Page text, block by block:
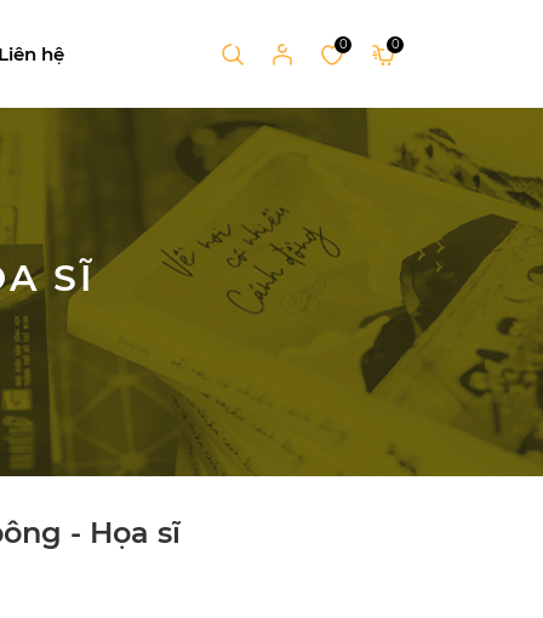
hệ 0 0
SĨ
- Họa sĩ